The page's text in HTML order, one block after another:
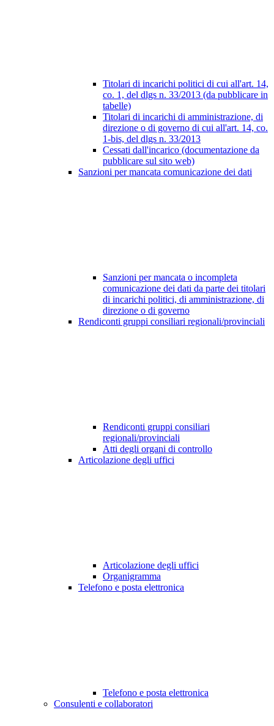
Titolari di incarichi politici di cui all'art. 14,
co. 1, del dlgs n. 33/2013 (da pubblicare in
tabelle)
Titolari di incarichi di amministrazione, di
direzione o di governo di cui all'art. 14, co.
1-bis, del dlgs n. 33/2013
Cessati dall'incarico (documentazione da
pubblicare sul sito web)
Sanzioni per mancata comunicazione dei dati
Sanzioni per mancata o incompleta
comunicazione dei dati da parte dei titolari
di incarichi politici, di amministrazione, di
direzione o di governo
Rendiconti gruppi consiliari regionali/provinciali
Rendiconti gruppi consiliari
regionali/provinciali
Atti degli organi di controllo
Articolazione degli uffici
Articolazione degli uffici
Organigramma
Telefono e posta elettronica
Telefono e posta elettronica
Consulenti e collaboratori